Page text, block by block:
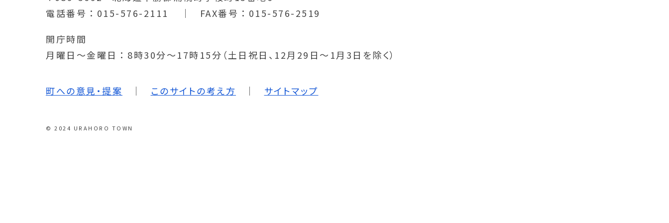
電話番号
015-576-2111 FAX番号
015-576-2519
開庁時間
月曜日～金曜日
8時30分～17時15分（土日祝日、12月29日～1月3日を除く）
町への意見・提案 このサイトの考え方 サイトマップ
© 2024 URAHORO TOWN